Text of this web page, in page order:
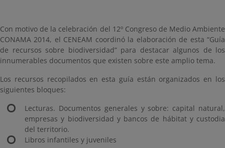
Con motivo de la celebración del 12º Congreso de Medio Ambiente
CONAMA 2014, el CENEAM coordinó la elaboración de esta “Guía
de recursos sobre biodiversidad” para destacar algunos de los
innumerables documentos que existen sobre este amplio tema.
Los recursos recopilados en esta guía están organizados en los
siguientes bloques:
Lecturas. Documentos generales y sobre: capital natural,
empresas y biodiversidad y bancos de hábitat y custodia
del territorio.
Libros infantiles y juveniles